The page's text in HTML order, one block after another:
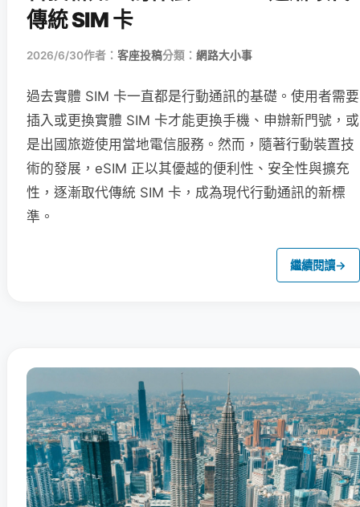
傳統 SIM 卡
2026/6/30作者： 客座投稿分類： 網路大小事
過去實體 SIM 卡一直都是行動通訊的基礎。使用者需要
插入或更換實體 SIM 卡才能更換手機、申辦新門號，或
是出國旅遊使用當地電信服務。然而，隨著行動裝置技
術的發展，eSIM 正以其優越的便利性、安全性與擴充
性，逐漸取代傳統 SIM 卡，成為現代行動通訊的新標
準。
繼續閱讀→